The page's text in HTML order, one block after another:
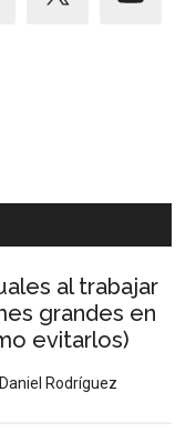
al trabajar
grandes en
evitarlos)
Daniel Rodríguez